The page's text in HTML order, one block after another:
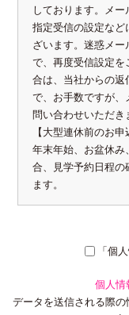
しております。メ
指定受信の設定な
ざいます。迷惑メ
で、再度受信設定
合は、当社からの
で、お手数ですが、
問い合わせいただき
【大型連休前のお申
年末年始、お盆休
合、見学予約日程
ます。
「個
個人情
データを送信される際